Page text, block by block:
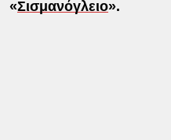
«Σισμανόγλειο».